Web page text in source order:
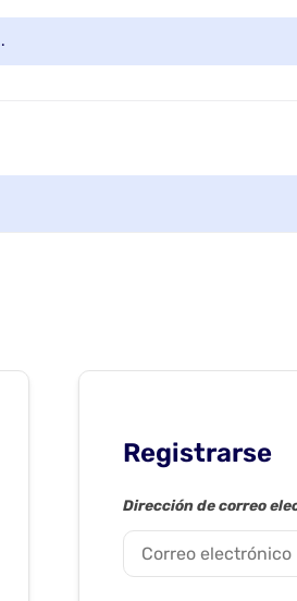
Registrarse
Dirección de correo